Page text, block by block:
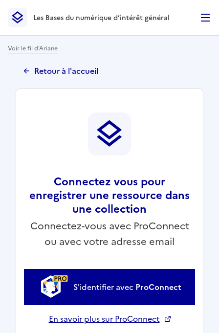
Les Bases du numérique d’intérêt général- Retour à la
Les Bases du numérique d’intérêt général
Voir le fil d'Ariane
Retour à l'accueil
Connectez vous pour
enregistrer une ressource dans
une collection
Connectez-vous avec ProConnect
ou avec votre adresse email
S'identifier avec ProConnect
En savoir plus sur ProConnect